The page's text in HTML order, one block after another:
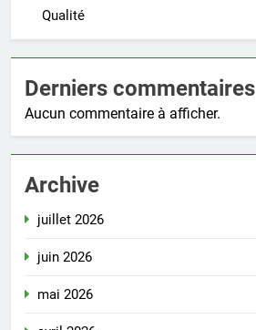
Qualité
Derniers commentaires
Aucun commentaire à afficher.
Archive
juillet 2026
juin 2026
mai 2026